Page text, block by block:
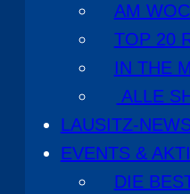
AM
TOP 20
IN THE
ALLE
LAUSITZ-
EVENTS &
DIE